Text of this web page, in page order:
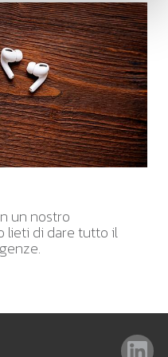
un nostro
lieti di dare tutto il